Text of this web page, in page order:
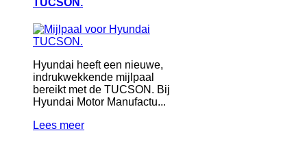
TUCSON.
Hyundai heeft een nieuwe,
indrukwekkende mijlpaal
bereikt met de TUCSON. Bij
Hyundai Motor Manufactu...
Lees meer